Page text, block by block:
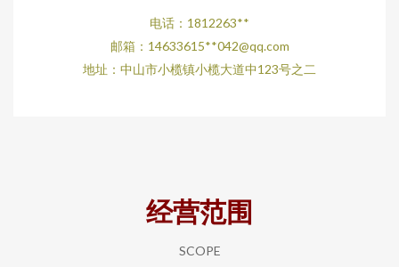
电话：1812263**
邮箱：14633615**042@qq.com
地址：中山市小榄镇小榄大道中123号之二
经营范围
SCOPE